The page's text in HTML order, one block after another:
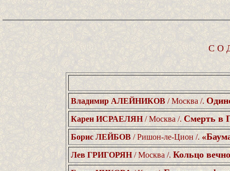
С О
Владимир АЛЕЙНИКОВ / Москва /.
Карен ИСРАЕЛЯН/ Москва /.Смерть в
Борис ЛЕЙБОВ / Ришон-ле-Цион /.
Лев ГРИГОРЯН/ Москва /. Кольцо